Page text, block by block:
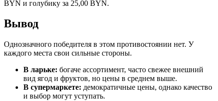
BYN и голубику за 25,00 BYN.
Вывод
Однозначного победителя в этом противостоянии нет. У
каждого места свои сильные стороны.
В ларьке: богаче ассортимент, часто свежее внешний
вид ягод и фруктов, но цены в среднем выше.
В супермаркете: демократичные цены, однако качество
и выбор могут уступать.